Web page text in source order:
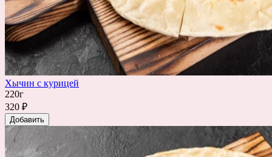
Хычин с курицей
220г
320 ₽
Добавить